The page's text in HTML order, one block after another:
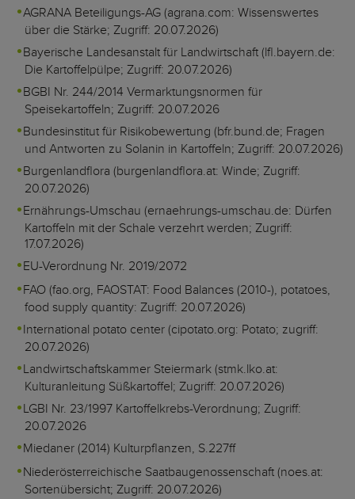
AGRANA Beteiligungs-AG (agrana.com: Wissenswertes
über die Stärke; Zugriff: 20.07.2026)
Bayerische Landesanstalt für Landwirtschaft (lfl.bayern.de:
Die Kartoffelpülpe; Zugriff: 20.07.2026)
BGBI Nr. 244/2014 Vermarktungsnormen für
Speisekartoffeln; Zugriff: 20.07.2026
Bundesinstitut für Risikobewertung (bfr.bund.de; Fragen
und Antworten zu Solanin in Kartoffeln; Zugriff: 20.07.2026)
Burgenlandflora (burgenlandflora.at: Winde; Zugriff:
20.07.2026)
Ernährungs-Umschau (ernaehrungs-umschau.de: Dürfen
Kartoffeln mit der Schale verzehrt werden; Zugriff:
17.07.2026)
EU-Verordnung Nr. 2019/2072
FAO (fao.org, FAOSTAT: Food Balances (2010-), potatoes,
food supply quantity: Zugriff: 20.07.2026)
International potato center (cipotato.org: Potato; zugriff:
20.07.2026)
Landwirtschaftskammer Steiermark (stmk.lko.at:
Kulturanleitung Süßkartoffel; Zugriff: 20.07.2026)
LGBI Nr. 23/1997 Kartoffelkrebs-Verordnung; Zugriff:
20.07.2026
Miedaner (2014) Kulturpflanzen, S.227ff
Niederösterreichische Saatbaugenossenschaft (noes.at:
Sortenübersicht; Zugriff: 20.07.2026)